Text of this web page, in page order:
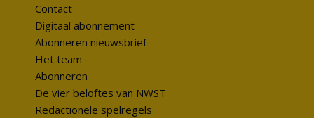
Contact
Digitaal abonnement
Abonneren nieuwsbrief
Het team
Abonneren
De vier beloftes van NWST
Redactionele spelregels